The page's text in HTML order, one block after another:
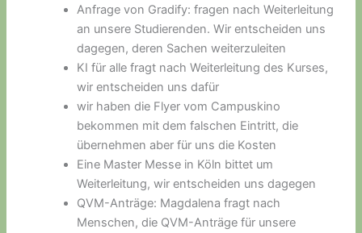
Anfrage von Gradify: fragen nach Weiterleitung
an unsere Studierenden. Wir entscheiden uns
dagegen, deren Sachen weiterzuleiten
KI für alle fragt nach Weiterleitung des Kurses,
wir entscheiden uns dafür
wir haben die Flyer vom Campuskino
bekommen mit dem falschen Eintritt, die
übernehmen aber für uns die Kosten
Eine Master Messe in Köln bittet um
Weiterleitung, wir entscheiden uns dagegen
QVM-Anträge: Magdalena fragt nach
Menschen, die QVM-Anträge für unsere